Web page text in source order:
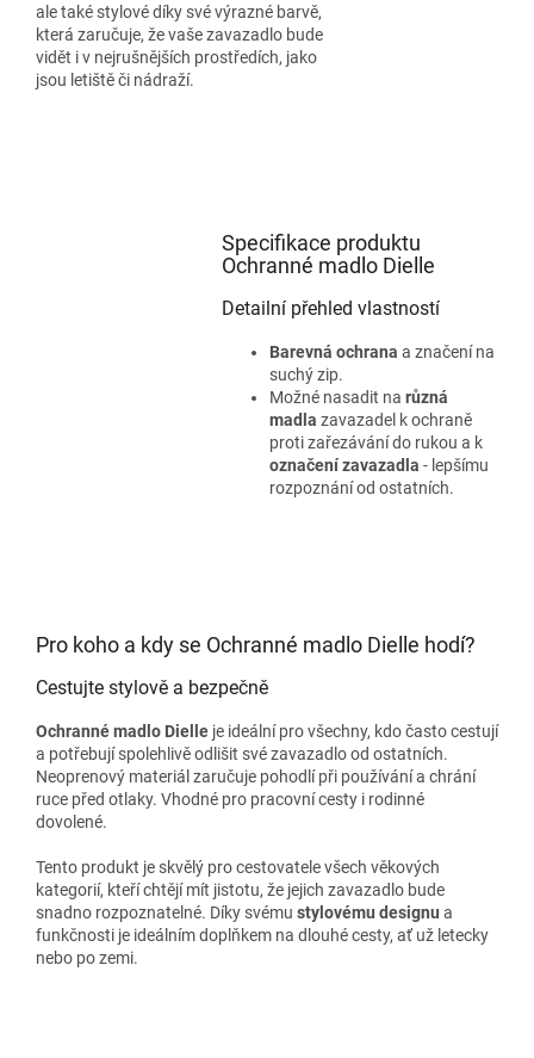
ale také stylové díky své výrazné barvě,
která zaručuje, že vaše zavazadlo bude
vidět i v nejrušnějších prostředích, jako
jsou letiště či nádraží.
Specifikace produktu
Ochranné madlo Dielle
Detailní přehled vlastností
Barevná ochrana a značení na
suchý zip.
Možné nasadit na různá
madla zavazadel k ochraně
proti zařezávání do rukou a k
označení zavazadla - lepšímu
rozpoznání od ostatních.
Pro koho a kdy se Ochranné madlo Dielle hodí?
Cestujte stylově a bezpečně
Ochranné madlo Dielle je ideální pro všechny, kdo často cestují
a potřebují spolehlivě odlišit své zavazadlo od ostatních.
Neoprenový materiál zaručuje pohodlí při používání a chrání
ruce před otlaky. Vhodné pro pracovní cesty i rodinné
dovolené.
Tento produkt je skvělý pro cestovatele všech věkových
kategorií, kteří chtějí mít jistotu, že jejich zavazadlo bude
snadno rozpoznatelné. Díky svému stylovému designu a
funkčnosti je ideálním doplňkem na dlouhé cesty, ať už letecky
nebo po zemi.